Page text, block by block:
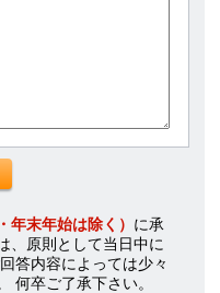
末年始は除く） に承
、原則として当日中に
答内容によっては少々
何卒ご了承下さい。